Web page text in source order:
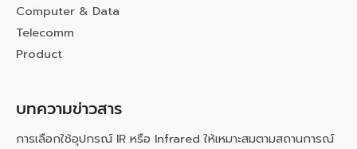
Computer & Data
Telecomm
Product
บทความข่าวสาร
การเลือกใช้อุปกรณ์ IR หรือ Infrared ให้เหมาะสมตามสถานการณ์